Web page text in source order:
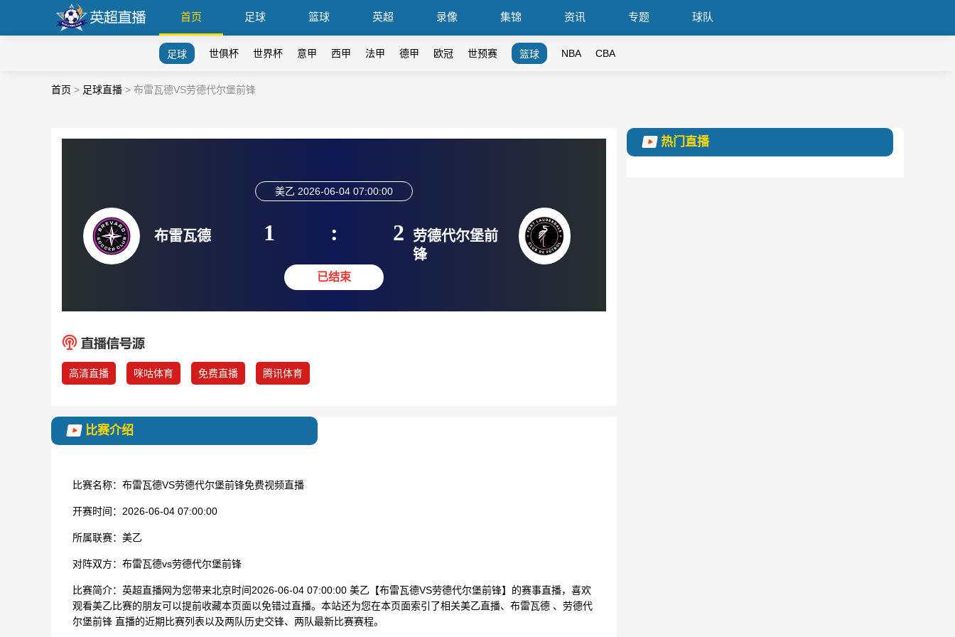
首页 足球 篮球 英超 录像 集锦 资讯 专题 球队
足球 世俱杯 世界杯 意甲 西甲 法甲 德甲 欧冠 世预赛 篮球 NBA CBA
首页 > 足球直播 > 布雷瓦德VS劳德代尔堡前锋
布雷瓦德
美乙 2026-06-04 07:00:00
1 : 2
已结束
劳德代尔堡前
锋
高清直播 咪咕体育 免费直播 腾讯体育
比赛介绍
比赛名称： 布雷瓦德VS劳德代尔堡前锋免费视频直播
开赛时间： 2026-06-04 07:00:00
所属联赛： 美乙
对阵双方： 布雷瓦德vs劳德代尔堡前锋
比赛简介： 英超直播网为您带来北京时间2026-06-04 07:00:00 美乙【布雷瓦德VS劳德代尔堡前锋】的赛事直播，喜欢
观看美乙比赛的朋友可以提前收藏本页面以免错过直播。本站还为您在本页面索引了相关美乙直播、布雷瓦德 、劳德代
尔堡前锋 直播的近期比赛列表以及两队历史交锋、两队最新比赛赛程。
热门直播